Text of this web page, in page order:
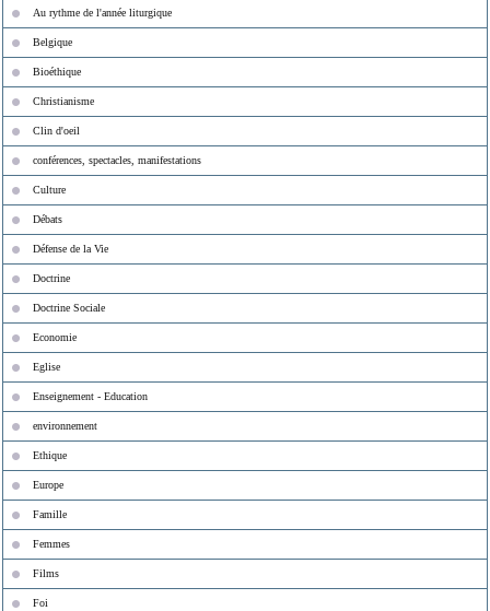
Au rythme de l'année liturgique
Belgique
Bioéthique
Christianisme
Clin d'oeil
conférences, spectacles, manifestations
Culture
Débats
Défense de la Vie
Doctrine
Doctrine Sociale
Economie
Eglise
Enseignement - Education
environnement
Ethique
Europe
Famille
Femmes
Films
Foi